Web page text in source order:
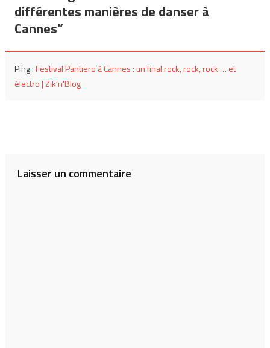
l’article
différentes manières de danser à
Cannes”
Ping :Festival Pantiero à Cannes : un final rock, rock, rock … et
électro | Zik’n'Blog
Laisser un commentaire